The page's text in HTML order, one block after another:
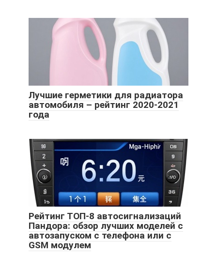
Лучшие герметики для радиатора
автомобиля – рейтинг 2020-2021
года
Рейтинг ТОП-8 автосигнализаций
Пандора: обзор лучших моделей с
автозапуском с телефона или с
GSM модулем